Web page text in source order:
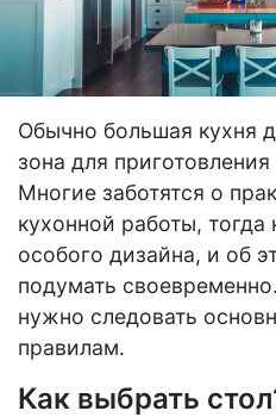
Обычно большая кухня
зона для
Многие заботятся о
кухонной работы, тогда
особого дизайна, и об
подумать
нужно следовать
правилам.
Как выбрать